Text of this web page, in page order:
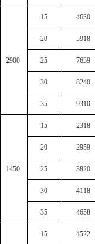
2900
15 4630
20 5918
25 7639
30 8240
35 9310
1450
15 2318
20 2959
25 3820
30 4118
35 4658
15 4522